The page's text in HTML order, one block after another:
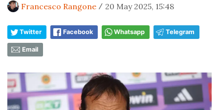
Francesco Rangone / 20 May 2025, 15:48
Twitter Facebook Whatsapp Telegram
Email